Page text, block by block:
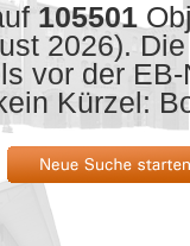
105501
2026).
vor der
Kürzel: